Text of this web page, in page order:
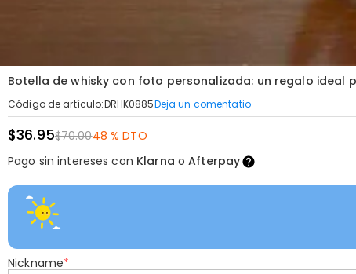
Botella de whisky con foto personalizada: un regalo ideal
Código de artículo:DRHK0885Deja un comentatio
$36.95$70.0048 % DTO
Pago sin intereses con Klarna oAfterpay
Nickname*